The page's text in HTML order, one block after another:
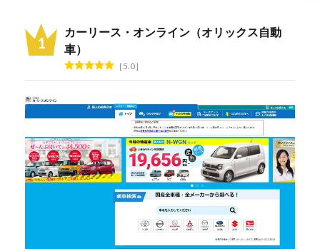
カーリース・オンライン（オリックス自動
車）
5.0